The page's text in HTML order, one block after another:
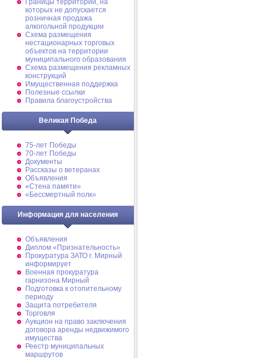
Границы территорий, на
которых не допускается
розничная продажа
алкогольной продукции
Схема размещения
нестационарных торговых
объектов на территории
муниципального образования
Схема размещения рекламных
конструкций
Имущественная поддержка
Полезные ссылки
Правила благоустройства
Великая Победа
75-лет Победы
70-лет Победы
Документы
Рассказы о ветеранах
Объявления
«Стена памяти»
«Бессмертный полк»
Информация для населения
Объявления
Диплом «Признательность»
Прокуратура ЗАТО г. Мирный
информирует
Военная прокуратура
гарнизона Мирный
Подготовка к отопительному
периоду
Защита потребителя
Торговля
Аукцион на право заключения
договора аренды недвижимого
имущества
Реестр муниципальных
маршрутов